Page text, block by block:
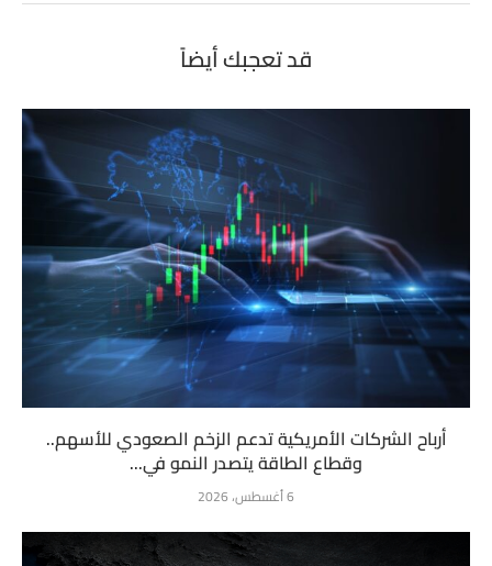
قد تعجبك أيضاً
أرباح الشركات الأمريكية تدعم الزخم الصعودي للأسهم..
وقطاع الطاقة يتصدر النمو في...
6 أغسطس، 2026